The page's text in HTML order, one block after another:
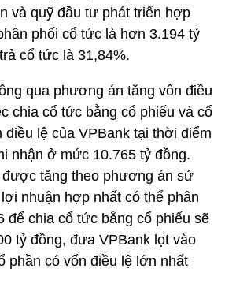
và quỹ đầu tư phát triển hợp
phối cổ tức là hơn 3.194 tỷ
cổ tức là 31,84%.
qua phương án tăng vốn điều
chia cổ tức bằng cổ phiếu và cổ
lệ của VPBank tại thời điểm
nhận ở mức 10.765 tỷ đồng.
được tăng theo phương án sử
nhuận hợp nhất có thể phân
để chia cổ tức bằng cổ phiếu sẽ
tỷ đồng, đưa VPBank lọt vào
phần có vốn điều lệ lớn nhất